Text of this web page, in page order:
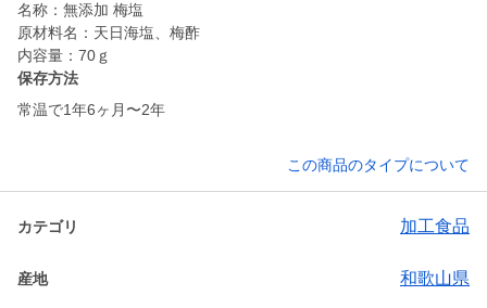
名称：無添加 梅塩
原材料名：天日海塩、梅酢
内容量：70ｇ
保存方法
常温で1年6ヶ月〜2年
この商品のタイプについて
カテゴリ 加工食品
産地 和歌山県